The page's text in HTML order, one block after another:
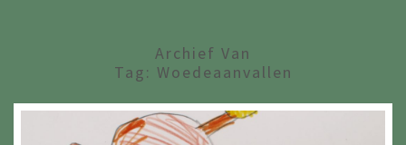
Archief Van
Tag: Woedeaanvallen